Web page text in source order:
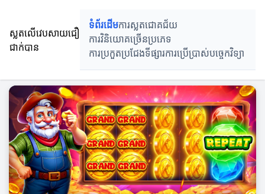
ស្លតលើវេបសាយជឿ
ជាក់បាន
ទំព័រដើមការស្លតជោគជ័យ
ការវិនិយោគច្រើនប្រភេទ
ការប្រកួតប្រជែងទីផ្សារការប្រើប្រាស់បច្ចេកវិទ្យា